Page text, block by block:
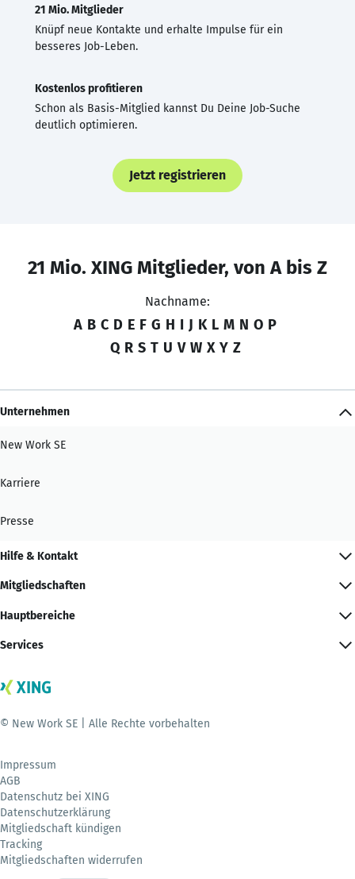
21 Mio. Mitglieder
Knüpf neue Kontakte und erhalte Impulse für ein
besseres Job-Leben.
Kostenlos profitieren
Schon als Basis-Mitglied kannst Du Deine Job-Suche
deutlich optimieren.
Jetzt registrieren
21 Mio. XING Mitglieder, von A bis Z
Nachname:
A B C D E F G H I J K L M N O P
Q R S T U V W X Y Z
Unternehmen
New Work SE
Karriere
Presse
Hilfe & Kontakt
Mitgliedschaften
Hauptbereiche
Services
© New Work SE | Alle Rechte vorbehalten
Impressum
AGB
Datenschutz bei XING
Datenschutzerklärung
Mitgliedschaft kündigen
Tracking
Mitgliedschaften widerrufen